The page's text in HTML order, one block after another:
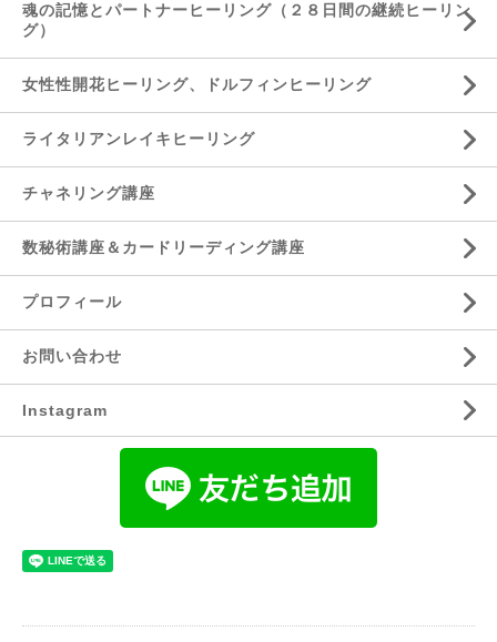
魂の記憶とパートナーヒーリング（２８日間の継続ヒーリン
グ）
女性性開花ヒーリング、ドルフィンヒーリング
ライタリアンレイキヒーリング
チャネリング講座
数秘術講座＆カードリーディング講座
プロフィール
お問い合わせ
Instagram